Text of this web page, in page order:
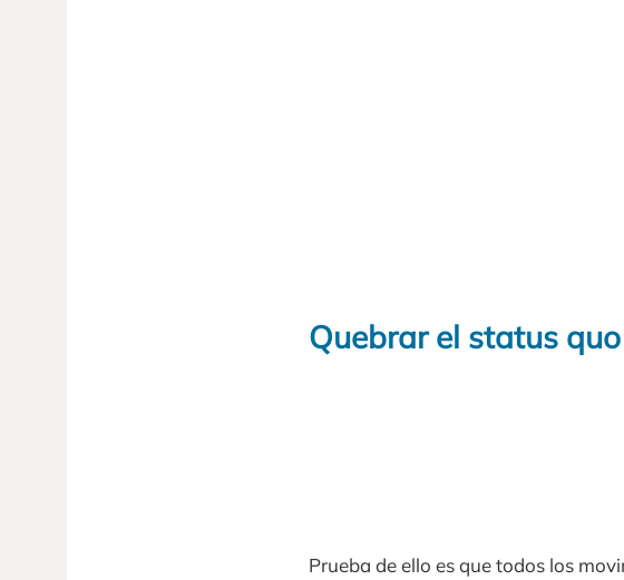
Quebrar el status quo
Prueba de ello es que todos los